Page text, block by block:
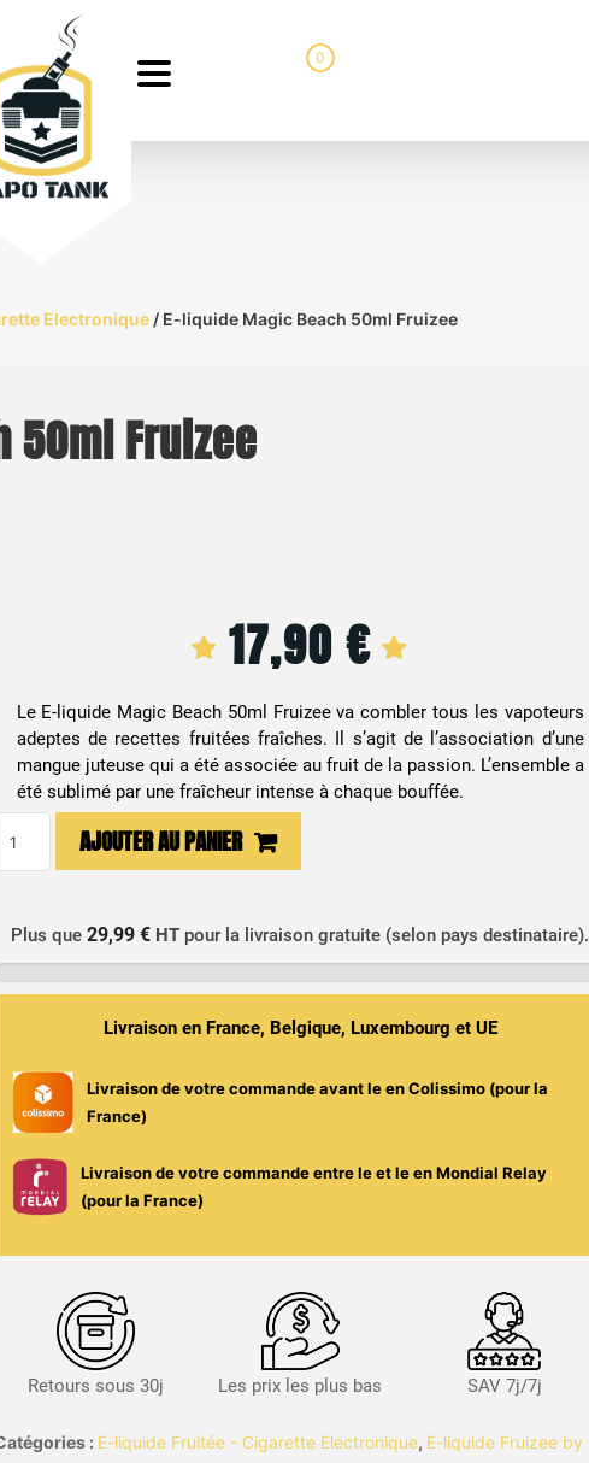
0
Electronique / E-liquide Magic Beach 50ml Fruizee
50ml Fruizee
17,90€
Le E-liquide Magic Beach 50ml Fruizee va combler tous les vapoteurs
adeptes de recettes fruitées fraîches. Il s’agit de l’association d’une
mangue juteuse qui a été associée au fruit de la passion. L’ensemble a
été sublimé par une fraîcheur intense à chaque bouffée.
Magic
AJOUTER AU PANIER
Plus que29,99 € HT pour la livraison gratuite (selon pays destinataire).
Livraison en France, Belgique, Luxembourg et UE
Livraison de votre commande avant leen Colissimo (pour la
France)
Livraison de votre commande entre leet leen Mondial Relay
(pour la France)
Retours sous 30j Les prix les plus bas SAV 7j/7j
: E-liquide Fruitée - Cigarette Electronique, E-liquide Fruizee by